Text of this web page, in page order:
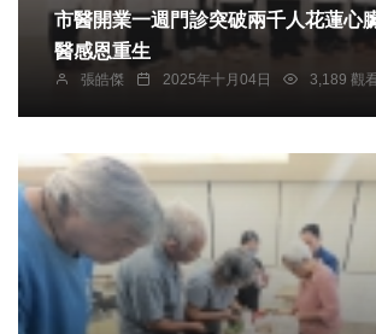
市醫開業一週門診突破兩千人花蓮心
醫感恩重生
張皓傑 2025年十月04日 3,189 觀